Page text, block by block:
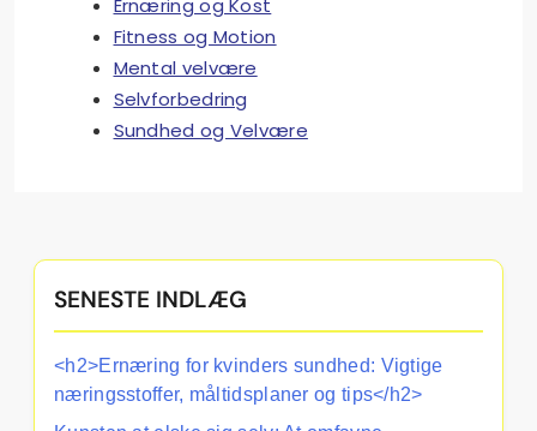
Ernæring og Kost
Fitness og Motion
Mental velvære
Selvforbedring
Sundhed og Velvære
SENESTE INDLÆG
<h2>Ernæring for kvinders sundhed: Vigtige
næringsstoffer, måltidsplaner og tips</h2>